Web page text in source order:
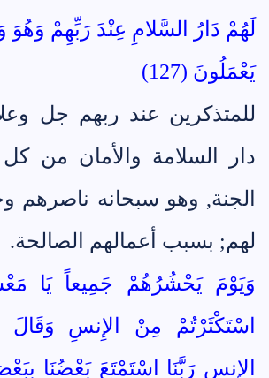
لَهُمْ دَارُ السَّلامِ عِنْدَ رَبِّهِمْ وَهُوَ
يَعْمَلُونَ (127)
للمتذكرين عند ربهم جل
دار السلامة والأمان من
الجنة, وهو سبحانه ناصرهم
لهم; بسبب أعمالهم الصالحة.
وَيَوْمَ يَحْشُرُهُمْ جَمِيعاً يَا
اسْتَكْثَرْتُمْ مِنْ الإِنسِ وَقَالَ
الإِنسِ رَبَّنَا اسْتَمْتَعَ بَعْضُنَا